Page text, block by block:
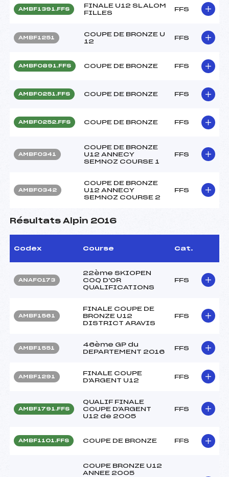
AMBF1391.FFS
FINALE U12 SLALOM
FILLES
FFS
AMBF1251
COUPE DE BRONZE U
12
FFS
AMBF0891.FFS COUPE DE BRONZE FFS
AMBF0251.FFS COUPE DE BRONZE FFS
AMBF0252.FFS COUPE DE BRONZE FFS
AMBF0341
COUPE DE BRONZE
U12 ANNECY
SEMNOZ COURSE 1
FFS
AMBF0342
COUPE DE BRONZE
U12 ANNECY
SEMNOZ COURSE 2
FFS
Résultats Alpin 2016
Codex Course Cat.
ANAF0173
22ème SKIOPEN
COQ D'OR
QUALIFICATIONS
FFS
AMBF1561
FINALE COUPE DE
BRONZE U12
DISTRICT ARAVIS
FFS
AMBF1551
46ème GP du
DEPARTEMENT 2016
FFS
AMBF1291
FINALE COUPE
D'ARGENT U12
FFS
AMBF1791.FFS
QUALIF FINALE
COUPE D'ARGENT
U12 de 2005
FFS
AMBF1101.FFS COUPE DE BRONZE FFS
COUPE BRONZE U12
ANNEE 2005